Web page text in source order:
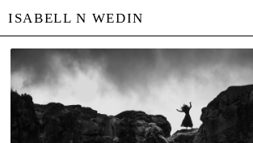
ISABELL N WEDIN